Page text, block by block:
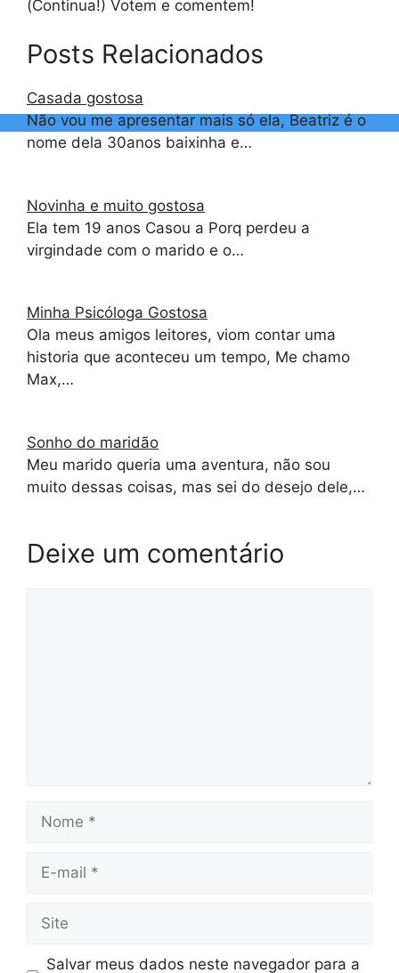
(Continua!) Votem e comentem!
Posts Relacionados
Casada gostosa
Não vou me apresentar mais só ela, Beatriz é o
nome dela 30anos baixinha e…
Novinha e muito gostosa
Ela tem 19 anos Casou a Porq perdeu a
virgindade com o marido e o…
Minha Psicóloga Gostosa
Ola meus amigos leitores, viom contar uma
historia que aconteceu um tempo, Me chamo
Max,…
Sonho do maridão
Meu marido queria uma aventura, não sou
muito dessas coisas, mas sei do desejo dele,…
Deixe um comentário
Nome
Site
Salvar meus dados neste navegador para a